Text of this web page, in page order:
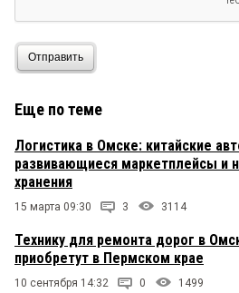
Отправить
Еще по теме
Логистика в Омске: китайские
развивающиеся маркетплейсы и
хранения
15 марта 09:30 3 3114
Технику для ремонта дорог в
приобретут в Пермском крае
10 сентября 14:32 0 1499